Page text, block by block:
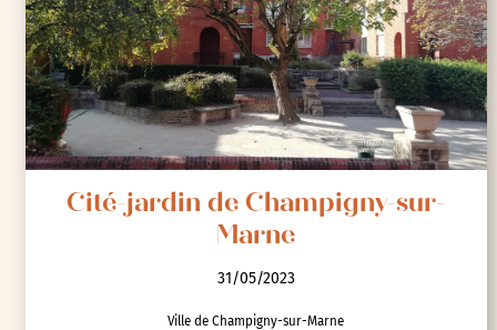
Cité-jardin de Champigny-sur-
Marne
31/05/2023
Ville de Champigny-sur-Marne